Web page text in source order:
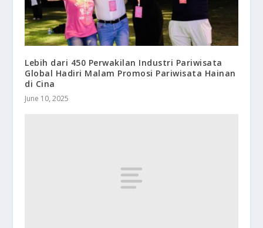
Lebih dari 450 Perwakilan Industri Pariwisata
Global Hadiri Malam Promosi Pariwisata Hainan
di Cina
June 10, 2025